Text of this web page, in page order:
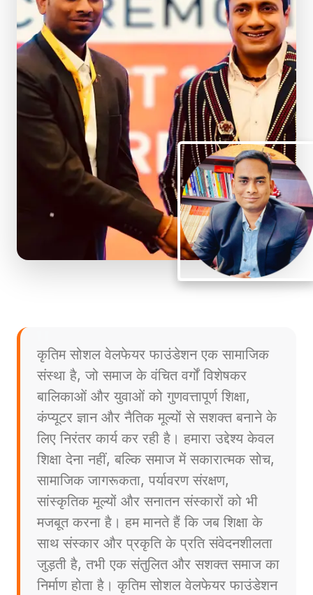
कृतिम सोशल वेलफेयर फाउंडेशन एक सामाजिक
संस्था है, जो समाज के वंचित वर्गों विशेषकर
बालिकाओं और युवाओं को गुणवत्तापूर्ण शिक्षा,
कंप्यूटर ज्ञान और नैतिक मूल्यों से सशक्त बनाने के
लिए निरंतर कार्य कर रही है। हमारा उद्देश्य केवल
शिक्षा देना नहीं, बल्कि समाज में सकारात्मक सोच,
सामाजिक जागरूकता, पर्यावरण संरक्षण,
सांस्कृतिक मूल्यों और सनातन संस्कारों को भी
मजबूत करना है। हम मानते हैं कि जब शिक्षा के
साथ संस्कार और प्रकृति के प्रति संवेदनशीलता
जुड़ती है, तभी एक संतुलित और सशक्त समाज का
निर्माण होता है। कृतिम सोशल वेलफेयर फाउंडेशन